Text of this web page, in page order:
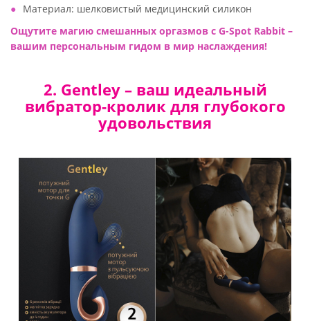
Материал: шелковистый медицинский силикон
Ощутите магию смешанных оргазмов с G-Spot Rabbit –
вашим персональным гидом в мир наслаждения!
2. Gentley – ваш идеальный
вибратор-кролик для глубокого
удовольствия